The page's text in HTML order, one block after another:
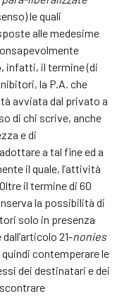
le quali
alle medesime
infatti, il termine (di
la P.A. che
avviata dal privato a
di chi scrive, anche
e di
a tal fine ed a
il quale, l’attività
il termine di 60
la possibilità di
solo in presenza
21-nonies
quindi contemperare le
dei destinatari e dei